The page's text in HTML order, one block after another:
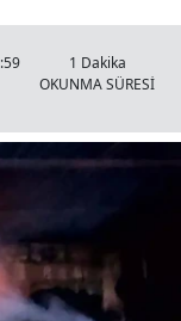
1 Dakika
OKUNMA SÜRESİ